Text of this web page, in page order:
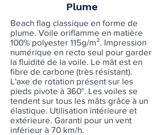
Plume
Beach flag classique en forme de
plume. Voile oriflamme en matière
100% polyester 115g/m². Impression
numérique en recto seul pour garder
la fluidité de la voile. Le mât est en
fibre de carbone (très résistant).
L'axe de rotation présent sur les
pieds pivote à 360°. Les voiles se
tendent sur tous les mâts grâce à un
élastique. Utilisation intérieure et
extérieure. Garanti pour un vent
inférieur à 70 km/h.